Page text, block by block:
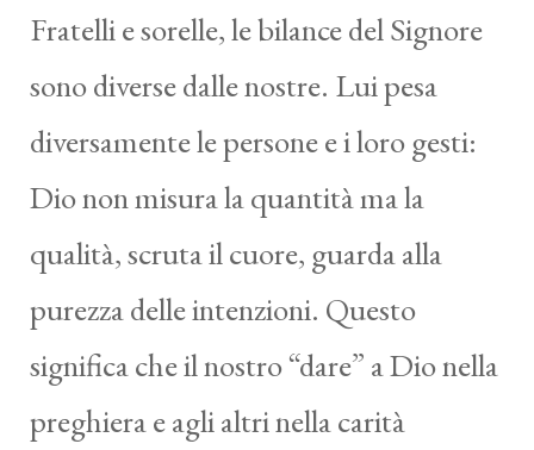
Fratelli e sorelle, le bilance del Signore
sono diverse dalle nostre. Lui pesa
diversamente le persone e i loro gesti:
Dio non misura la quantità ma la
qualità, scruta il cuore, guarda alla
purezza delle intenzioni. Questo
significa che il nostro “dare” a Dio nella
preghiera e agli altri nella carità